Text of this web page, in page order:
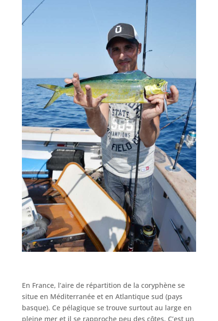
En France, l’aire de répartition de la coryphène se
situe en Méditerranée et en Atlantique sud (pays
basque). Ce pélagique se trouve surtout au large en
pleine mer et il se rapproche peu des côtes. C’est un